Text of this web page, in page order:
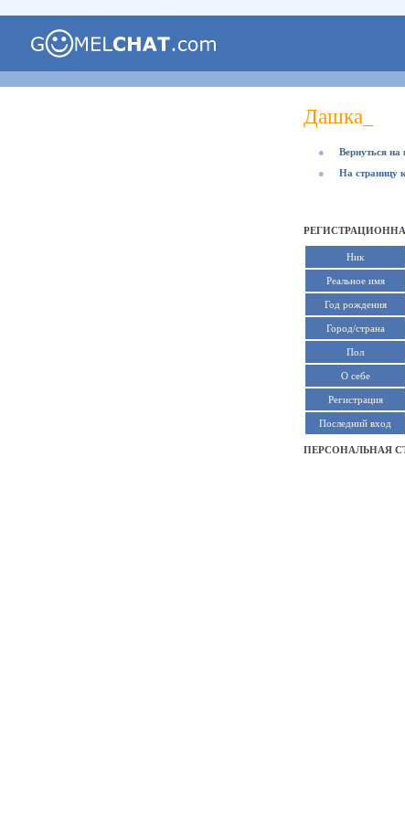
Дашка_
●
Вернуться на
●
На страницу
Ник
Реальное имя
Год рождения
Город/страна
Пол
О себе
Регистрация
Последний вход
ПЕРСОНАЛЬНАЯ